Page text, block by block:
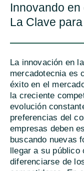
Innovando
La Clave
La innovación en la
mercadotecnia es
éxito en el
la creciente
evolución
preferencias del
empresas deben
buscando nuevas
llegar a su público
diferenciarse de